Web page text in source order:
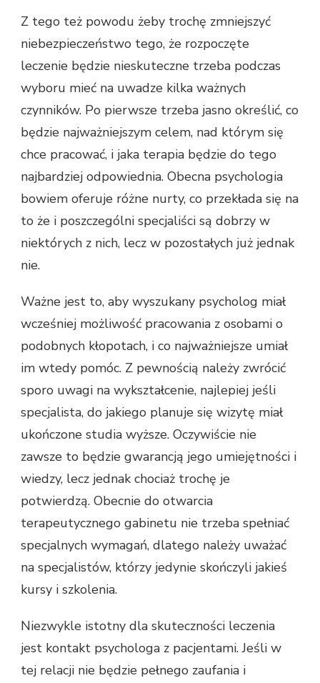
Z tego też powodu żeby trochę zmniejszyć
niebezpieczeństwo tego, że rozpoczęte
leczenie będzie nieskuteczne trzeba podczas
wyboru mieć na uwadze kilka ważnych
czynników. Po pierwsze trzeba jasno określić, co
będzie najważniejszym celem, nad którym się
chce pracować, i jaka terapia będzie do tego
najbardziej odpowiednia. Obecna psychologia
bowiem oferuje różne nurty, co przekłada się na
to że i poszczególni specjaliści są dobrzy w
niektórych z nich, lecz w pozostałych już jednak
nie.
Ważne jest to, aby wyszukany psycholog miał
wcześniej możliwość pracowania z osobami o
podobnych kłopotach, i co najważniejsze umiał
im wtedy pomóc. Z pewnością należy zwrócić
sporo uwagi na wykształcenie, najlepiej jeśli
specjalista, do jakiego planuje się wizytę miał
ukończone studia wyższe. Oczywiście nie
zawsze to będzie gwarancją jego umiejętności i
wiedzy, lecz jednak chociaż trochę je
potwierdzą. Obecnie do otwarcia
terapeutycznego gabinetu nie trzeba spełniać
specjalnych wymagań, dlatego należy uważać
na specjalistów, którzy jedynie skończyli jakieś
kursy i szkolenia.
Niezwykle istotny dla skuteczności leczenia
jest kontakt psychologa z pacjentami. Jeśli w
tej relacji nie będzie pełnego zaufania i